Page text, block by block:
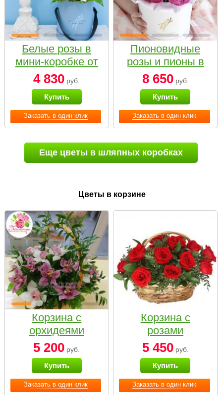
Заказать в один клик
Белые розы в
мини-коробке от
Bella Fiori
4 830 руб.
Купить
Заказать в один клик
Пионовидные
розы и пионы в
белой коробке
Small
8 650руб.
Купить
Еще цветы в шляпных коробках
Цветы в корзине
Заказать в один клик
Корзина с
орхидеями
малая
5 200 руб.
Купить
Заказать в один клик
Корзина с
розами
«Красный
Париж»
5 450руб.
Купить